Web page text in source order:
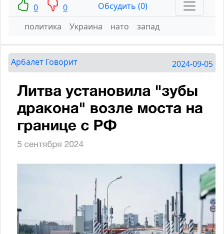
0 0
Обсудить (0)
политика
Украина нато запад
Арбалет Говорит 2024-09-05